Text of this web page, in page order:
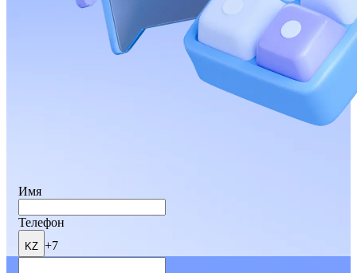
Имя
Телефон
KZ +7